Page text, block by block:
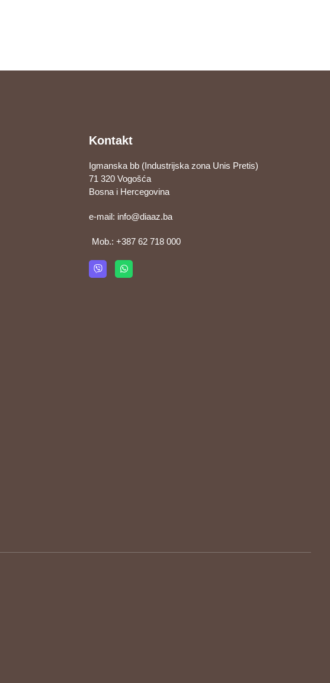
Kontakt
Igmanska bb (Industrijska zona Unis Pretis)
71 320 Vogošća
Bosna i Hercegovina
e-mail: info@diaaz.ba
Mob.:+387 62 718 000